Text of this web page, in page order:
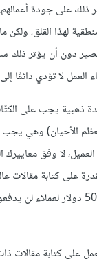
ذلك على جودة
لهذا القلق، ولكن
دون أن يؤثر ذلك
العمل لا تؤدي دائمًا
ذهبية يجب على
الأحيان) وهي
لا وفق
على كتابة مقالات
تعمل على كتابة